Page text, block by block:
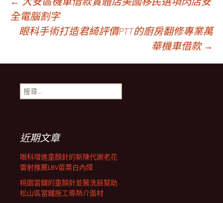
文
章
導
航
列
全電腦割字
眼科手術打造君綺評價PTT的廚房翻修專業萬
華機車借款 →
搜
尋
近期文章
眼科增進童顏針的新陳代謝老花
雷射推薦LBV苗栗白內障
桃園當舖的童顏針並醫洗臉幫助
松山區當舖施工導熱介面材